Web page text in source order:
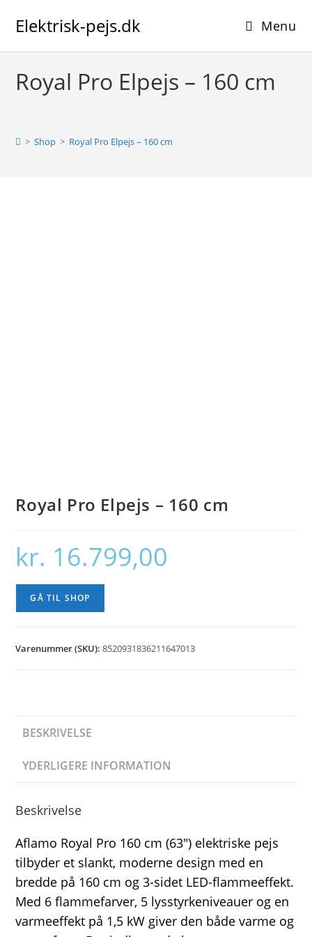
Elektrisk-pejs.dk Menu
Royal Pro Elpejs – 160 cm
> Shop > Royal Pro Elpejs – 160 cm
Royal Pro Elpejs – 160 cm
kr. 16.799,00
GÅ TIL SHOP
Varenummer (SKU):8520931836211647013
BESKRIVELSE
YDERLIGERE INFORMATION
Beskrivelse
Aflamo Royal Pro 160 cm (63″) elektriske pejs
tilbyder et slankt, moderne design med en
bredde på 160 cm og 3-sidet LED-flammeeffekt.
Med 6 flammefarver, 5 lysstyrkeniveauer og en
varmeeffekt på 1,5 kW giver den både varme og